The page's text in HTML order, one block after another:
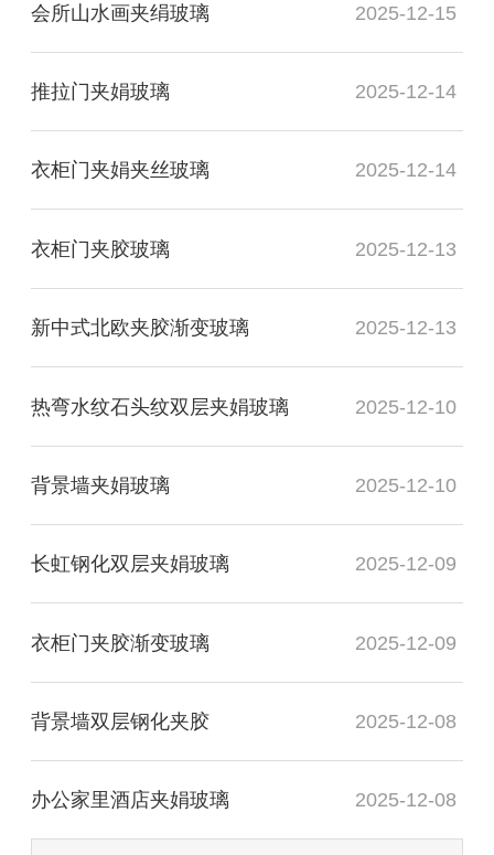
会所山水画夹绢玻璃 2025-12-15
推拉门夹娟玻璃 2025-12-14
衣柜门夹娟夹丝玻璃 2025-12-14
衣柜门夹胶玻璃 2025-12-13
新中式北欧夹胶渐变玻璃 2025-12-13
热弯水纹石头纹双层夹娟玻璃 2025-12-10
背景墙夹娟玻璃 2025-12-10
长虹钢化双层夹娟玻璃 2025-12-09
衣柜门夹胶渐变玻璃 2025-12-09
背景墙双层钢化夹胶 2025-12-08
办公家里酒店夹娟玻璃 2025-12-08